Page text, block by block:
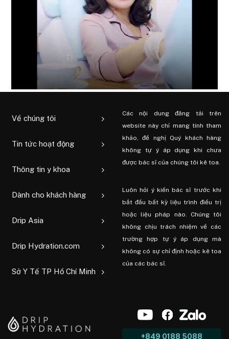
Về chúng tôi
Tin tức hoạt động
Thông tin y khoa
Dành cho khách hàng
Drip Asia
Drip Hydration.com
Sở Y Tế TP Hồ Chí Minh
Các nội dung đăng tải trên
website này chỉ mang tính tham
khảo, đề nghị Quý khách hàng
không tự ý áp dụng khi chưa
được bác sĩ của chúng tôi kê toa.
Luôn hỏi ý kiến ​​bác sĩ trước khi
bắt đầu bất kỳ liệu trình điều trị
hoặc liệu pháp nào. Chúng tôi
không chịu trách nhiệm về các
trường hợp tự ý áp dụng mà
không có sự chỉ định hoặc kê toa
của các bác sĩ.
+849 0188 5088